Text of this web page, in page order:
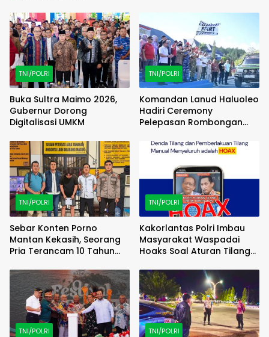
TNI/POLRI
Buka Sultra Maimo 2026,
Gubernur Dorong
Digitalisasi UMKM
TNI/POLRI
Komandan Lanud Haluoleo
Hadiri Ceremony
Pelepasan Rombongan
(FAMTRIP) Overland
TNI/POLRI
Sebar Konten Porno
Mantan Kekasih, Seorang
Pria Terancam 10 Tahun
TNI/POLRI
Kakorlantas Polri Imbau
Masyarakat Waspadai
Hoaks Soal Aturan Tilang
TNI/POLRI TNI/POLRI